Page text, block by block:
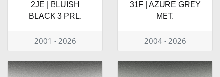
2JE | BLUISH
BLACK 3 PRL.
2001 - 2026
31F | AZURE GREY
MET.
2004 - 2026